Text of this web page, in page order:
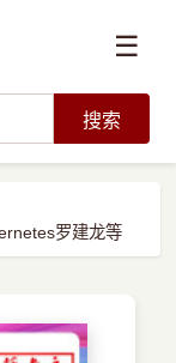
☰
搜索
罗建龙等